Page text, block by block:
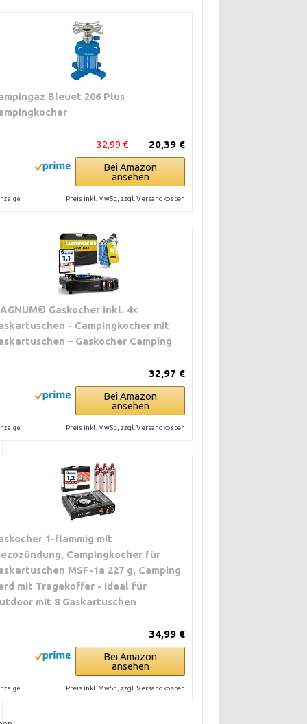
Bleuet 206 Plus
20,39 €
32,99 €
Bei Amazon
ansehen
Preis inkl. MwSt., zzgl. Versandkosten
Gaskocher inkl. 4x
- Campingkocher mit
– Gaskocher Camping
32,97 €
Bei Amazon
ansehen
Preis inkl. MwSt., zzgl. Versandkosten
1-flammig mit
Campingkocher für
MSF-1a 227 g, Camping
mit Tragekoffer - Ideal für
mit 8 Gaskartuschen
34,99 €
Bei Amazon
ansehen
Preis inkl. MwSt., zzgl. Versandkosten